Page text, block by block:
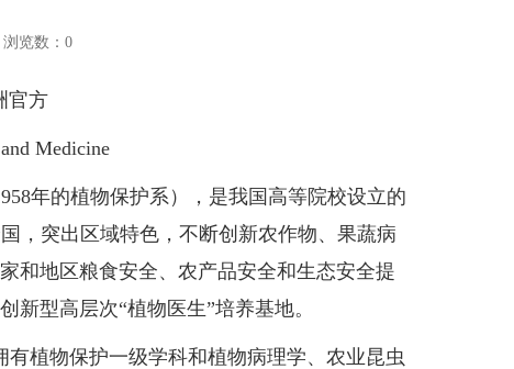
览数：0
方
Medicine
年的植物保护系），是我国高等院校设立的
，突出区域特色，不断创新农作物、果蔬病
和地区粮食安全、农产品安全和生态安全提
型高层次“植物医生”培养基地。
植物保护一级学科和植物病理学、农业昆虫